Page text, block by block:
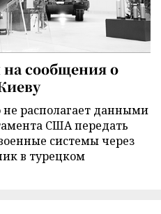
сообщения о
не располагает данными
США передать
системы через
в турецком